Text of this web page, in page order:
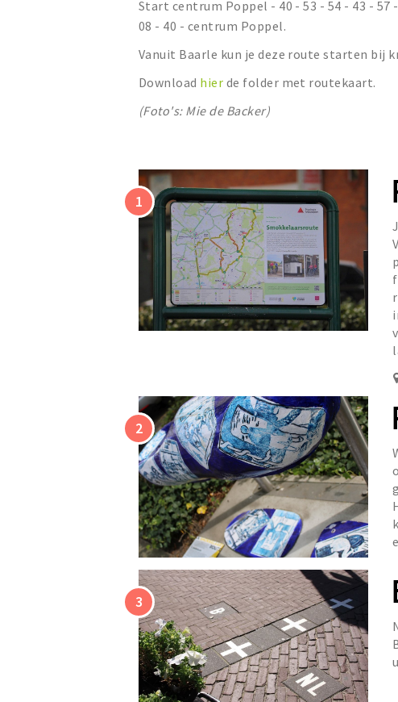
Start centrum Poppel - 40 - 53 - 54 - 43 - 57
08 - 40 - centrum Poppel.
Vanuit Baarle kun je deze route starten bij
Download hier de folder met routekaart.
(Foto's: Mie de Backer)